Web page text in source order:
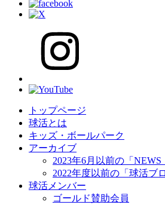
トップページ
球活とは
キッズ・ボールパーク
アーカイブ
2023年6月以前の「NEWS
2022年度以前の「球活ブ
球活メンバー
ゴールド賛助会員